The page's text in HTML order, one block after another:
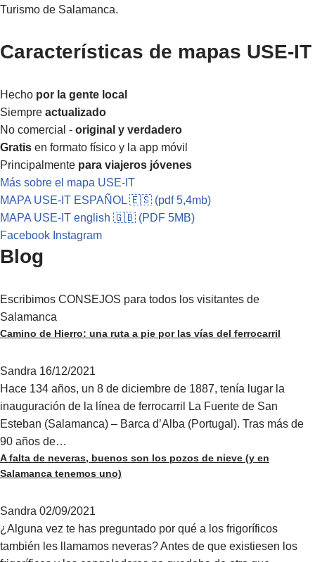
Turismo de Salamanca.
Características de mapas USE-IT
Hecho por la gente local
Siempre actualizado
No comercial - original y verdadero
Gratis en formato físico y la app móvil
Principalmente para viajeros jóvenes
Más sobre el mapa USE-IT
MAPA USE-IT ESPAÑOL 🇪🇸 (pdf 5,4mb)
MAPA USE-IT english 🇬🇧 (PDF 5MB)
Facebook Instagram
Blog
Escribimos CONSEJOS para todos los visitantes de
Salamanca
Camino de Hierro: una ruta a pie por las vías del ferrocarril
Sandra 16/12/2021
Hace 134 años, un 8 de diciembre de 1887, tenía lugar la
inauguración de la línea de ferrocarril La Fuente de San
Esteban (Salamanca) – Barca d’Alba (Portugal). Tras más de
90 años de…
A falta de neveras, buenos son los pozos de nieve (y en
Salamanca tenemos uno)
Sandra 02/09/2021
¿Alguna vez te has preguntado por qué a los frigoríficos
también les llamamos neveras? Antes de que existiesen los